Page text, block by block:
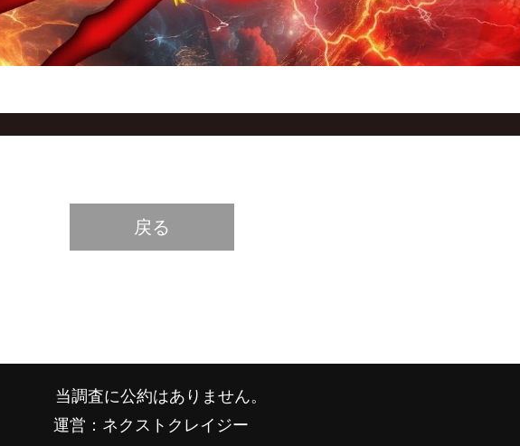
戻る
当調査に公約はありません。
運営：ネクストクレイジー